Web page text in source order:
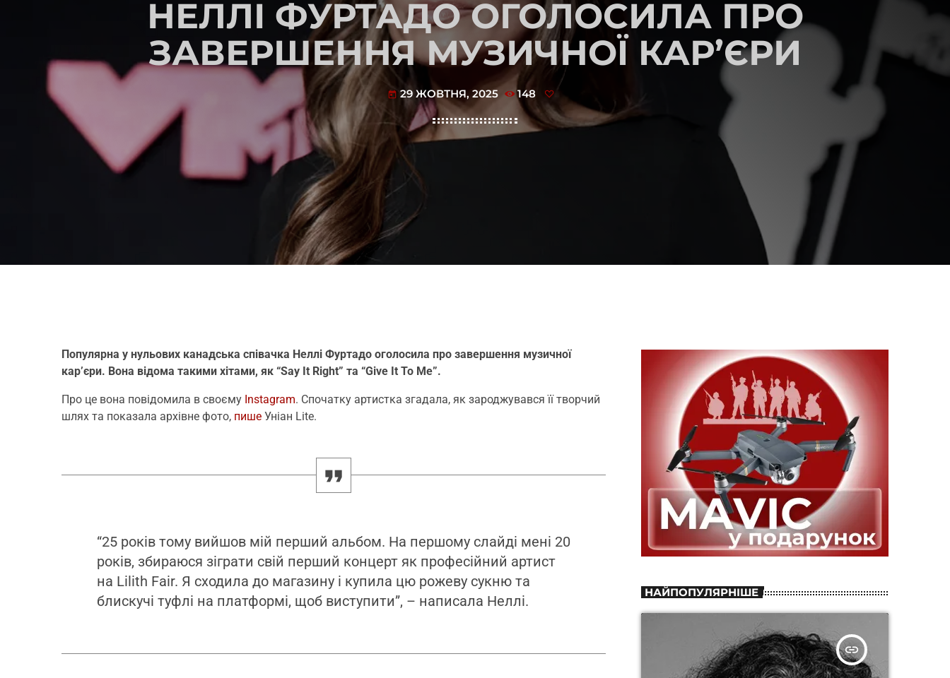
НЕЛЛІ ФУРТАДО ОГОЛОСИЛА ПРО
ЗАВЕРШЕННЯ МУЗИЧНОЇ КАР’ЄРИ
today 29 ЖОВТНЯ, 2025 148
Популярна у нульових канадська співачка Неллі Фуртадо оголосила про завершення музичної
кар’єри. Вона відома такими хітами, як “Say It Right” та “Give It To Me”.
Про це вона повідомила в своєму Instagram. Спочатку артистка згадала, як зароджувався її творчий
шлях та показала архівне фото, пише Уніан Lite.
“25 років тому вийшов мій перший альбом. На першому слайді мені 20
років, збираюся зіграти свій перший концерт як професійний артист
на Lilith Fair. Я сходила до магазину і купила цю рожеву сукню та
блискучі туфлі на платформі, щоб виступити”, – написала Неллі.
НАЙПОПУЛЯРНІШЕ
insert_link